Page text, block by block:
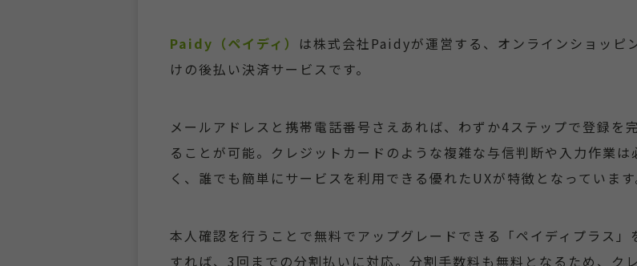
Paidy（ペイディ） は株式会社Paidyが運営する、オンラインショッピ
けの後払い決済サービスです。
メールアドレスと携帯電話番号さえあれば、わずか4ステップで登録を
ることが可能。クレジットカードのような複雑な与信判断や入力作業は
く、誰でも簡単にサービスを利用できる優れたUXが特徴となっています
本人確認を行うことで無料でアップグレードできる「ペイディプラス」
すれば、3回までの分割払いに対応。分割手数料も無料となるため、ク